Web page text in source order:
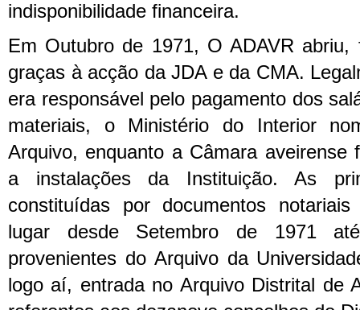
indisponibilidade financeira.
Em Outubro de 1971, O ADAVR abriu,
graças à acção da JDA e da CMA.
era responsável pelo pagamento dos
materiais, o Ministério do Interior
Arquivo, enquanto a Câmara aveirense
a instalações da Instituição. As
constituídas por documentos
lugar desde Setembro de 1971
provenientes do Arquivo da
logo aí, entrada no Arquivo Distrital de